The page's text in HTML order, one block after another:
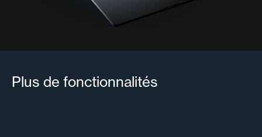
Plus de fonctionnalités